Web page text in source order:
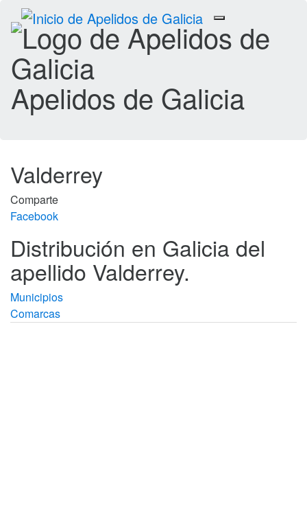
Toggle
navigation
Apelidos de Galicia
Valderrey
Comparte
Facebook
Distribución en Galicia del
apellido Valderrey.
Municipios
Comarcas